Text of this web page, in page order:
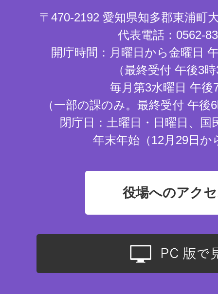
〒470-2192 愛知県知多郡東浦町
代表電話：0562-
開庁時間：月曜日から金曜日
（最終受付 午後3
毎月第3水曜日 午後
（一部の課のみ。最終受付 午
閉庁日：土曜日・日曜日、国
年末年始（12月29日か
役場へのアク